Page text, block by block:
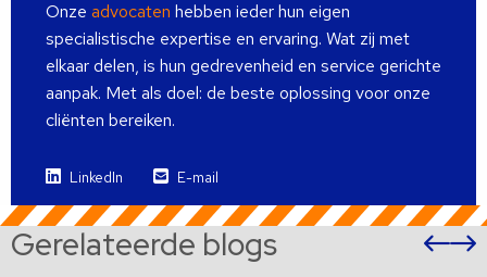
Onze advocaten hebben ieder hun eigen
specialistische expertise en ervaring. Wat zij met
elkaar delen, is hun gedrevenheid en service gerichte
aanpak. Met als doel: de beste oplossing voor onze
cliënten bereiken.
LinkedIn E-mail
Gerelateerde blogs